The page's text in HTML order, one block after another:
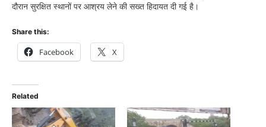
दौरान सुरक्षित स्थानों पर आश्रय लेने की सख्त हिदायत दी गई है।
Share this:
Facebook X
Related